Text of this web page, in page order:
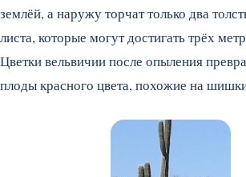
землёй, а наружу торчат только два
листа, которые могут достигать трёх
Цветки вельвичии после опыления
плоды красного цвета, похожие на